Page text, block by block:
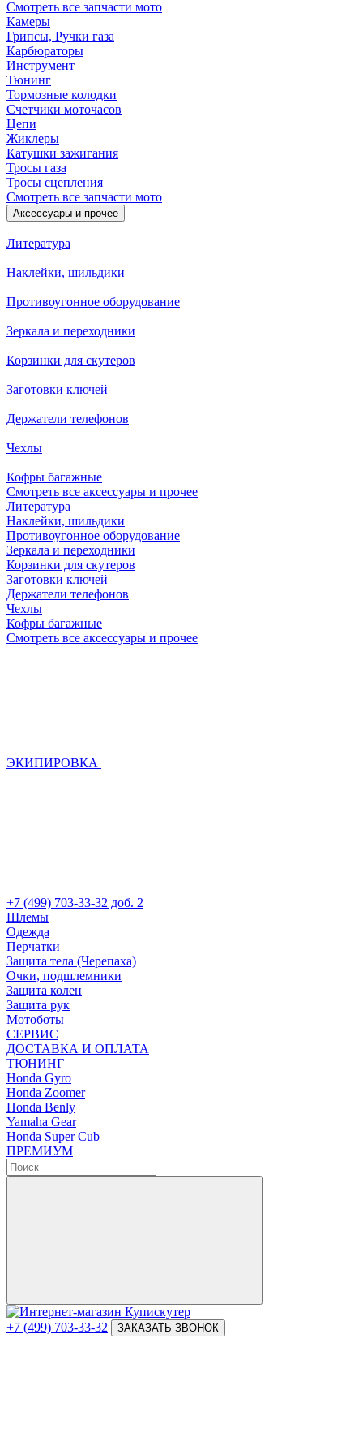
Смотреть все запчасти мото
Камеры
Грипсы, Ручки газа
Карбюраторы
Инструмент
Тюнинг
Тормозные колодки
Счетчики моточасов
Цепи
Жиклеры
Катушки зажигания
Тросы газа
Тросы сцепления
Смотреть все запчасти мото
Аксессуары и прочее
Литература
Наклейки, шильдики
Противоугонное оборудование
Зеркала и переходники
Корзинки для скутеров
Заготовки ключей
Держатели телефонов
Чехлы
Кофры багажные
Смотреть все аксессуары и прочее
Литература
Наклейки, шильдики
Противоугонное оборудование
Зеркала и переходники
Корзинки для скутеров
Заготовки ключей
Держатели телефонов
Чехлы
Кофры багажные
Смотреть все аксессуары и прочее
ЭКИПИРОВКА
+7 (499) 703-33-32 доб. 2
Шлемы
Одежда
Перчатки
Защита тела (Черепаха)
Очки, подшлемники
Защита колен
Защита рук
Мотоботы
СЕРВИС
ДОСТАВКА И ОПЛАТА
ТЮНИНГ
Honda Gyro
Honda Zoomer
Honda Benly
Yamaha Gear
Honda Super Cub
ПРЕМИУМ
+7 (499) 703-33-32 ЗАКАЗАТЬ ЗВОНОК